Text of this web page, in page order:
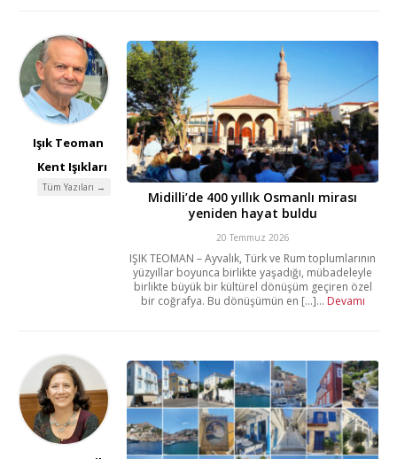
Işık Teoman
Kent Işıkları
Tüm Yazıları →
Midilli’de 400 yıllık Osmanlı mirası
yeniden hayat buldu
20 Temmuz 2026
IŞIK TEOMAN – Ayvalık, Türk ve Rum toplumlarının
yüzyıllar boyunca birlikte yaşadığı, mübadeleyle
birlikte büyük bir kültürel dönüşüm geçiren özel
bir coğrafya. Bu dönüşümün en [...]... Devamı